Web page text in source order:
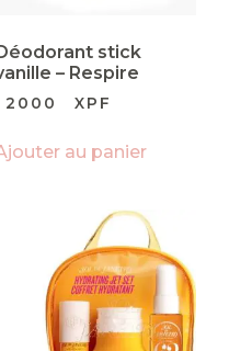
stick
– Respire
2000 XPF
au panier